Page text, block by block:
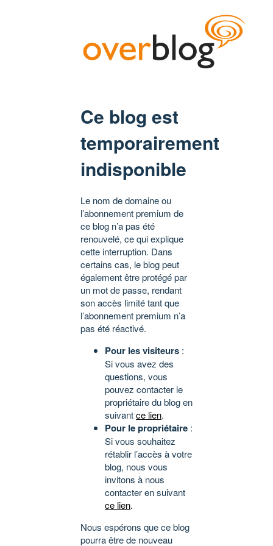
Ce blog est
temporairement
indisponible
Le nom de domaine ou
l’abonnement premium de
ce blog n’a pas été
renouvelé, ce qui explique
cette interruption. Dans
certains cas, le blog peut
également être protégé par
un mot de passe, rendant
son accès limité tant que
l’abonnement premium n’a
pas été réactivé.
Pour les visiteurs :
Si vous avez des
questions, vous
pouvez contacter le
propriétaire du blog en
suivantce lien.
Pour le propriétaire :
Si vous souhaitez
rétablir l’accès à votre
blog, nous vous
invitons à nous
contacter en suivant
ce lien.
Nous espérons que ce blog
pourra être de nouveau